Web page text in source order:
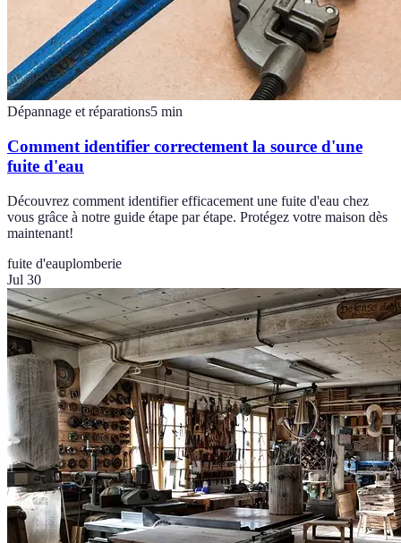
Dépannage et réparations5 min
Comment identifier correctement la source d'une
fuite d'eau
Découvrez comment identifier efficacement une fuite d'eau chez
vous grâce à notre guide étape par étape. Protégez votre maison dès
maintenant!
fuite d'eauplomberie
Jul 30